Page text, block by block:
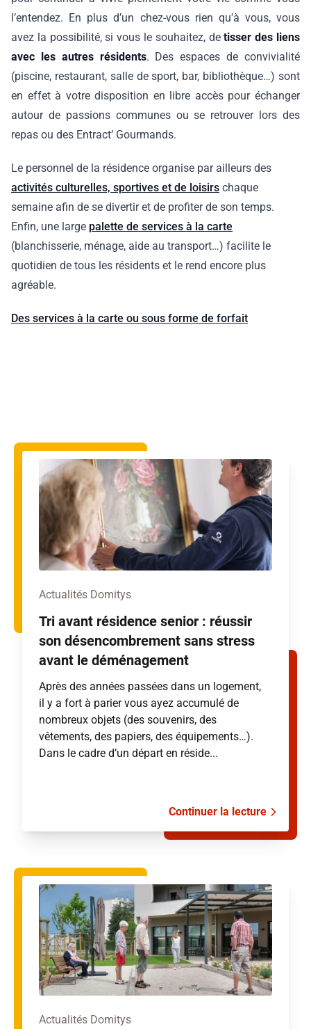
l’entendez. En plus d’un chez-vous rien qu'à vous, vous
avez la possibilité, si vous le souhaitez, detisser des liens
avec les autres résidents. Des espaces de convivialité
(piscine, restaurant, salle de sport, bar, bibliothèque…) sont
en effet à votre disposition en libre accès pour échanger
autour de passions communes ou se retrouver lors des
repas ou des Entract’ Gourmands.
Le personnel de la résidence organise par ailleurs des
activités culturelles, sportives et de loisirs chaque
semaine afin de se divertir et de profiter de son temps.
Enfin, une large palette de services à la carte
(blanchisserie, ménage, aide au transport…) facilite le
quotidien de tous les résidents et le rend encore plus
agréable.
Des services à la carte ou sous forme de forfait
Actualités Domitys
Tri avant résidence senior : réussir
son désencombrement sans stress
avant le déménagement
Après des années passées dans un logement,
il y a fort à parier vous ayez accumulé de
nombreux objets (des souvenirs, des
vêtements, des papiers, des équipements…).
Dans le cadre d’un départ en réside...
Continuer la lecture
Actualités Domitys